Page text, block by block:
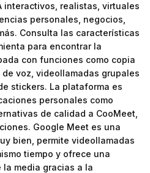
interactivos, realistas, virtuales
personales, negocios,
Consulta las características
para encontrar la
con funciones como copia
voz, videollamadas grupales
stickers. La plataforma es
personales como
de calidad a CooMeet,
Google Meet es una
bien, permite videollamadas
tiempo y ofrece una
la media gracias a la